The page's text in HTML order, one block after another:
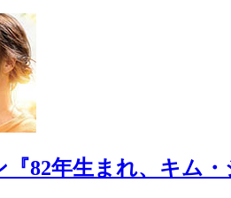
82年生まれ、キム・